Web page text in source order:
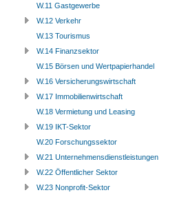
W.11 Gastgewerbe
W.12 Verkehr
W.13 Tourismus
W.14 Finanzsektor
W.15 Börsen und Wertpapierhandel
W.16 Versicherungswirtschaft
W.17 Immobilienwirtschaft
W.18 Vermietung und Leasing
W.19 IKT-Sektor
W.20 Forschungssektor
W.21 Unternehmensdienstleistungen
W.22 Öffentlicher Sektor
W.23 Nonprofit-Sektor